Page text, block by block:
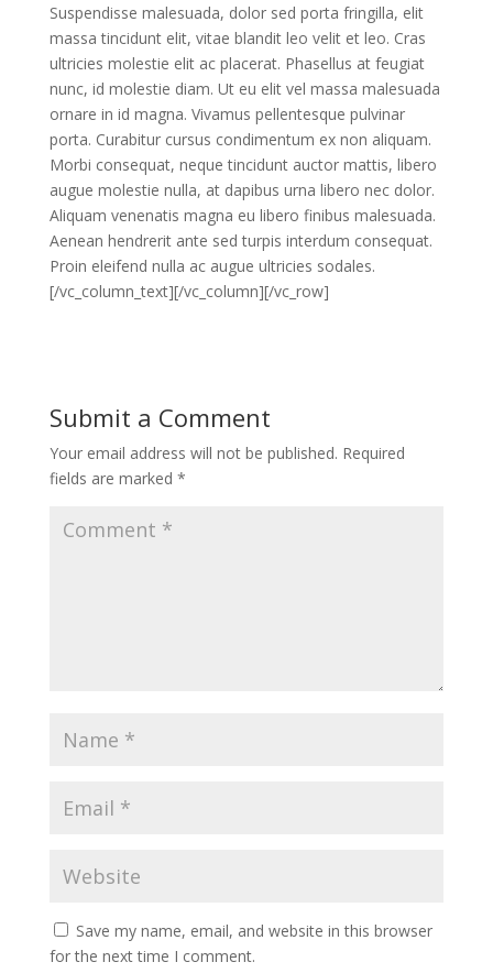
Suspendisse malesuada, dolor sed porta fringilla, elit
massa tincidunt elit, vitae blandit leo velit et leo. Cras
ultricies molestie elit ac placerat. Phasellus at feugiat
nunc, id molestie diam. Ut eu elit vel massa malesuada
ornare in id magna. Vivamus pellentesque pulvinar
porta. Curabitur cursus condimentum ex non aliquam.
Morbi consequat, neque tincidunt auctor mattis, libero
augue molestie nulla, at dapibus urna libero nec dolor.
Aliquam venenatis magna eu libero finibus malesuada.
Aenean hendrerit ante sed turpis interdum consequat.
Proin eleifend nulla ac augue ultricies sodales.
[/vc_column_text][/vc_column][/vc_row]
Submit a Comment
Your email address will not be published. Required
fields are marked *
Save my name, email, and website in this browser
for the next time I comment.